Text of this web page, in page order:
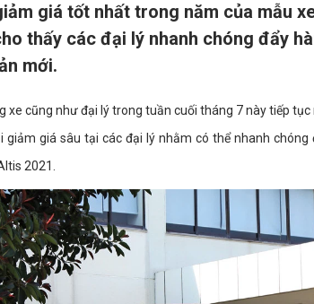
giá tốt nhất trong năm của mẫu
thấy các đại lý nhanh chóng đẩy
mới.
xe cũng như đại lý trong tuần cuối tháng 7 này tiếp tục
giảm giá sâu tại các đại lý nhằm có thể nhanh chóng
2021.